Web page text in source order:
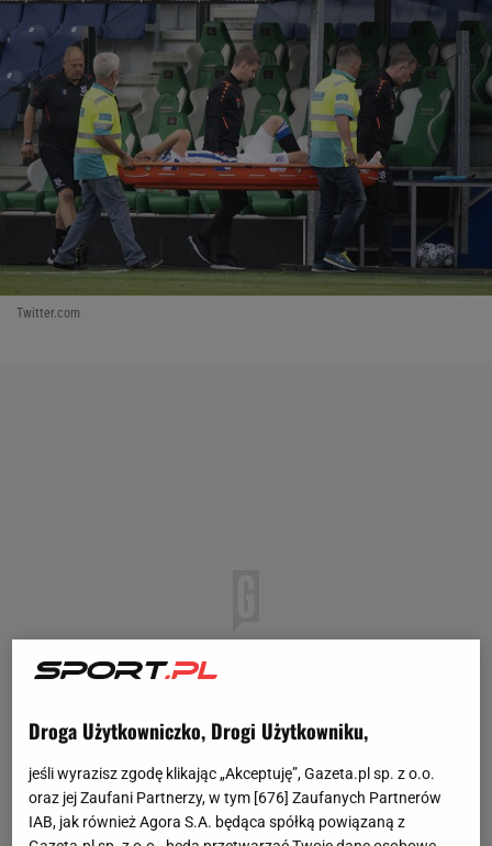
Twitter.com
Droga Użytkowniczko, Drogi Użytkowniku,
jeśli wyrazisz zgodę klikając „Akceptuję”, Gazeta.pl sp. z o.o.
oraz jej Zaufani Partnerzy, w tym [676] Zaufanych Partnerów
IAB, jak również Agora S.A. będąca spółką powiązaną z